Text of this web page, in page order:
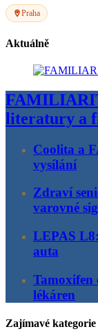
Praha
Aktuálně
literatury a
Coolita a
vysílání
Zdraví
varovné
LEPAS
auta
Tamoxifen
lékáren
Zajímavé kategorie